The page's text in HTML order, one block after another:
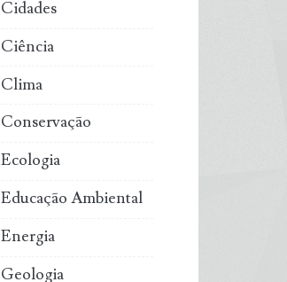
Cidades
Ciência
Clima
Conservação
Ecologia
Educação Ambiental
Energia
Geologia